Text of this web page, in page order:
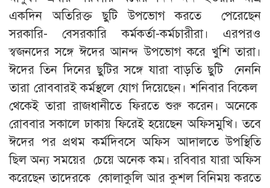
একদিন অতিরিক্ত ছুটি উপভোগ করতে পেরেছেন
সরকারি- বেসরকারি কর্মকর্তা-কর্মচারীরা। এরপরও
স্বজনদের সঙ্গে ঈদের আনন্দ উপভোগ করে খুশি তারা।
ঈদের তিন দিনের ছুটির সঙ্গে যারা বাড়তি ছুটি নেননি
তারা রোববারই কর্মস্থলে যোগ দিয়েছেন। শনিবার বিকেল
থেকেই তারা রাজধানীতে ফিরতে শুরু করেন। অনেকে
রোববার সকালে ঢাকায় ফিরেই হয়েছেন অফিসমুখি। তবে
ঈদের পর প্রথম কর্মদিবসে অফিস আদালতে উপস্থিতি
ছিল অন্য সময়ের চেয়ে অনেক কম। রবিবার যারা অফিস
করেছেন তাদেরকে কোলাকুলি আর কুশল বিনিময় করতে